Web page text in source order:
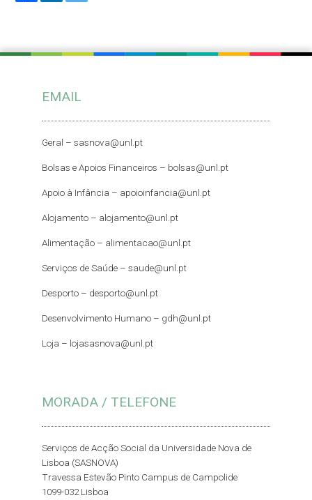
EMAIL
Geral – sasnova@unl.pt
Bolsas e Apoios Financeiros – bolsas@unl.pt
Apoio à Infância – apoioinfancia@unl.pt
Alojamento – alojamento@unl.pt
Alimentação – alimentacao@unl.pt
Serviços de Saúde – saude@unl.pt
Desporto – desporto@unl.pt
Desenvolvimento Humano – gdh@unl.pt
Loja – lojasasnova@unl.pt
MORADA / TELEFONE
Serviços de Acção Social da Universidade Nova de
Lisboa (SASNOVA)
Travessa Estevão Pinto Campus de Campolide
1099-032 Lisboa